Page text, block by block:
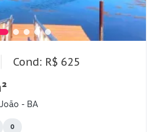
Cond: R$ 625
- BA
0